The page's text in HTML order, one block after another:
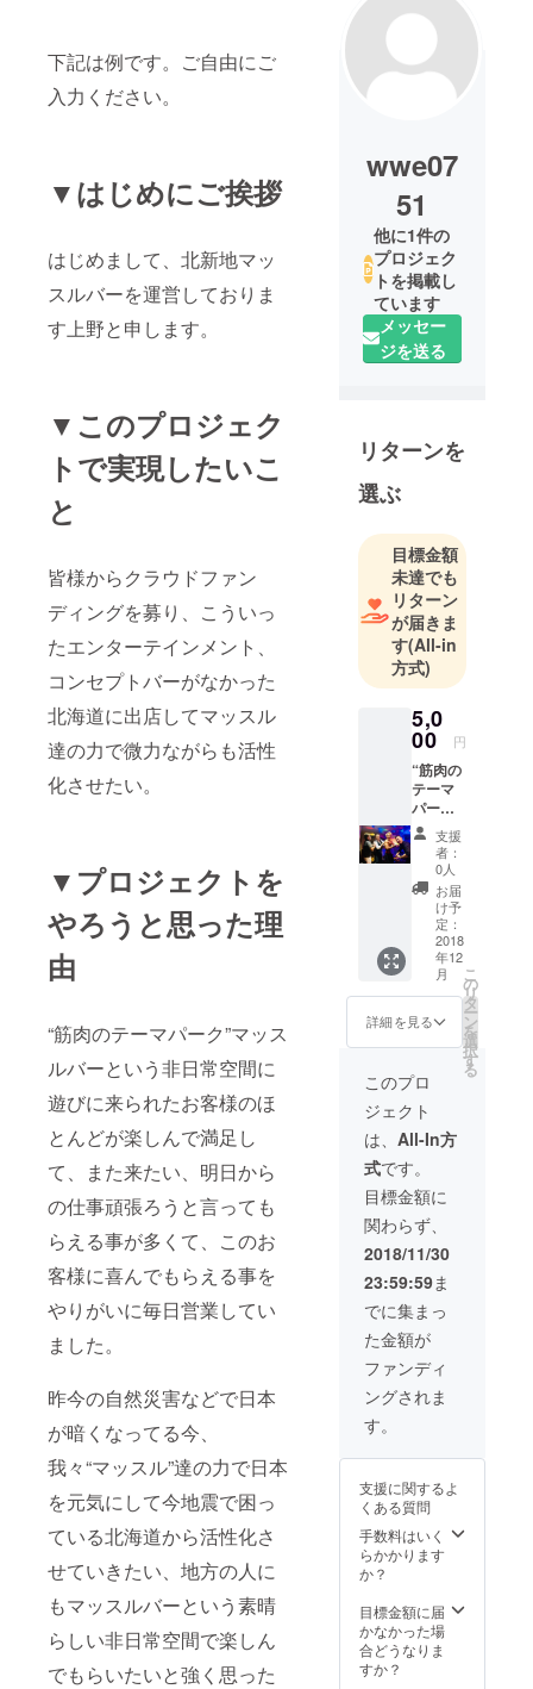
下記は例です。ご自由にご
入力ください。
▼はじめにご挨拶
はじめまして、北新地マッ
スルバーを運営しておりま
す上野と申します。
▼このプロジェク
トで実現したいこ
と
皆様からクラウドファン
ディングを募り、こういっ
たエンターテインメント、
コンセプトバーがなかった
北海道に出店してマッスル
達の力で微力ながらも活性
化させたい。
▼プロジェクトを
やろうと思った理
由
“筋肉のテーマパーク”マッス
ルバーという非日常空間に
遊びに来られたお客様のほ
とんどが楽しんで満足し
て、また来たい、明日から
の仕事頑張ろうと言っても
らえる事が多くて、このお
客様に喜んでもらえる事を
やりがいに毎日営業してい
ました。
昨今の自然災害などで日本
が暗くなってる今、
我々“マッスル”達の力で日本
を元気にして今地震で困っ
ている北海道から活性化さ
せていきたい、地方の人に
もマッスルバーという素晴
らしい非日常空間で楽しん
でもらいたいと強く思った
wwe07
51
他に1件の
プロジェク
トを掲載し
ています
メッセー
ジを送る
リターンを
選ぶ
目標金額
未達でも
リターン
が届きま
す(All-in
方式)
5,0
00 円
“筋肉の
テーマ
パー
ク”マッ
スル
バーで
楽しん
でもら
える年
間パス
をプレ
ゼン
ト！！
支援
者：
0人
お届
け予
定：
2018
年12
月
詳細を見る
こ
の
リ
タ
ー
ン
を
選
択
す
る
このプロ
ジェクト
は、 All-In方
式です。
目標金額に
関わらず、
2018/11/30
23:59:59ま
でに集まっ
た金額が
ファンディ
ングされま
す。
支援に関するよ
くある質問
手数料はいく
らかかります
か？
目標金額に届
かなかった場
合どうなりま
すか？